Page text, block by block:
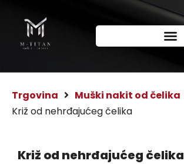
Trgovina Muški nakit od čelika
Križ od nehrđajućeg čelika
Križ od nehrđajućeg čelika